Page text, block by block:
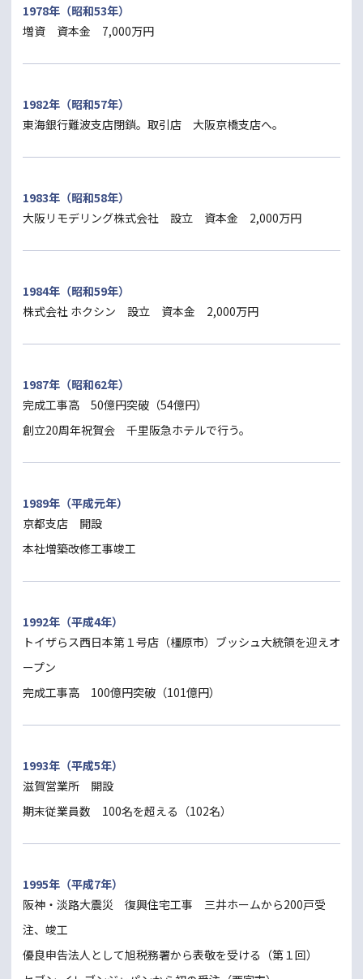
1978年（昭和53年）
増資 資本金 7,000万円
1982年（昭和57年）
東海銀行難波支店閉鎖。取引店 大阪京橋支店へ。
1983年（昭和58年）
大阪リモデリング株式会社 設立 資本金 2,000万円
1984年（昭和59年）
株式会社 ホクシン 設立 資本金 2,000万円
1987年（昭和62年）
完成工事高 50億円突破（54億円）
創立20周年祝賀会 千里阪急ホテルで行う。
1989年（平成元年）
京都支店 開設
本社増築改修工事竣工
1992年（平成4年）
トイザらス西日本第１号店（橿原市）ブッシュ大統領を迎えオ
ープン
完成工事高 100億円突破（101億円）
1993年（平成5年）
滋賀営業所 開設
期末従業員数 100名を超える（102名）
1995年（平成7年）
阪神・淡路大震災 復興住宅工事 三井ホームから200戸受
注、竣工
優良申告法人として旭税務署から表敬を受ける（第１回）